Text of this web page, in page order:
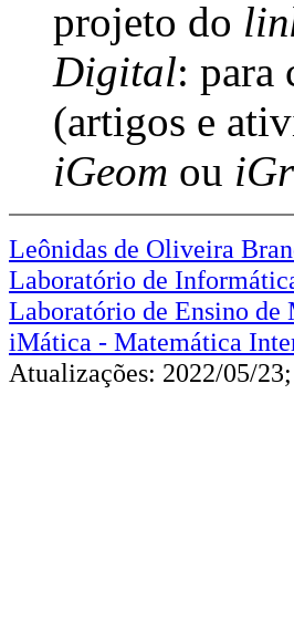
projeto do
Digital: para
(artigos e
iGeom ou
Leônidas de Oliveira
Laboratório de
Laboratório de Ensino
iMática - Matemática
Atualizações: 2022/05/